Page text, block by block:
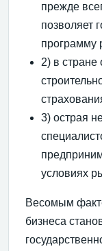
прежде
позволяет
программу
2) в стране
3) острая
условиях
Весомым
бизнеса